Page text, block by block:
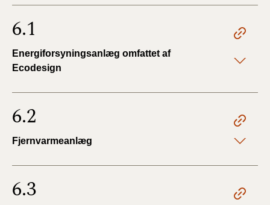
6.1
Energiforsyningsanlæg omfattet af
Ecodesign
6.2
Fjernvarmeanlæg
6.3